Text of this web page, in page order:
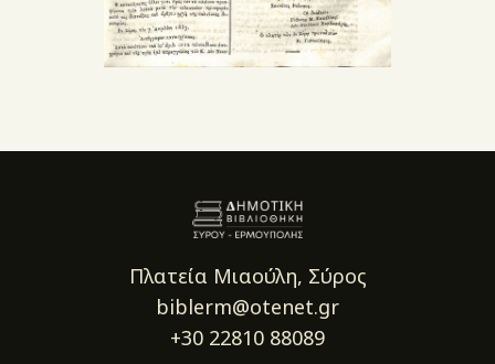
Πλατεία Μιαούλη, Σύρος
biblerm@otenet.gr
+30 22810 88089